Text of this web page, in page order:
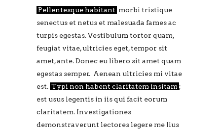
Pellentesque habitant morbi tristique
senectus et netus et malesuada fames ac
turpis egestas. Vestibulum tortor quam,
feugiat vitae, ultricies eget, tempor sit
amet, ante. Donec eu libero sit amet quam
egestas semper. Aenean ultricies mi vitae
est. Typi non habent claritatem insitam ;
est usus legentis in iis qui facit eorum
claritatem. Investigationes
demonstraverunt lectores legere me lius